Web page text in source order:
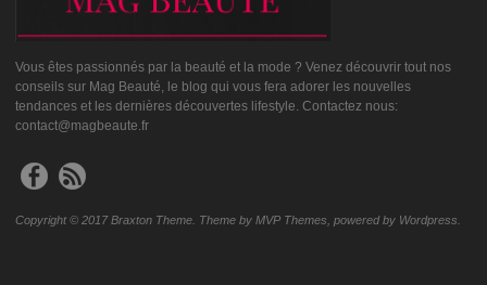
Vous êtes passionnés par la beauté et la mode ? Venez découvrir tout nos
conseils sur Mag Beauté, le blog qui vous fera adorer les nouvelles
tendances et les dernières découvertes lifestyle. Contactez nous:
contact@magbeaute.fr
Copyright © 2017 Braxton Theme. Theme by MVP Themes, powered by Wordpress.